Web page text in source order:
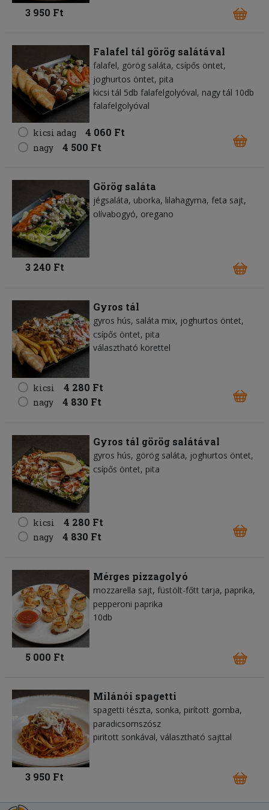
3 950 Ft
Falafel tál görög salátával
falafel görög saláta csípős öntet
joghurtos öntet pita
kicsi tál 5db falafelgolyóval, nagy tál 10db
falafelgolyóval
kicsi adag 4 060 Ft
nagy 4 500 Ft
Görög saláta
jégsaláta uborka lilahagyma feta sajt
olívabogyó oregano
3 240 Ft
Gyros tál
gyros hús saláta mix joghurtos öntet
csípős öntet pita
választható körettel
kicsi 4 280 Ft
nagy 4 830 Ft
Gyros tál görög salátával
gyros hús görög saláta joghurtos öntet
csípős öntet pita
kicsi 4 280 Ft
nagy 4 830 Ft
Mérges pizzagolyó
mozzarella sajt füstölt-főtt tarja paprika
pepperoni paprika
10db
5 000 Ft
Milánói spagetti
spagetti tészta sonka pirított gomba
paradicsomszósz
pirított sonkával, választható sajttal
3 950 Ft